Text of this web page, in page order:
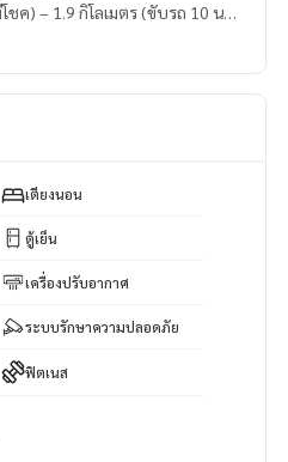
ค) – 1.9 กิโลเมตร (ขับรถ 10 นา
เตียงนอน
ตู้เย็น
เครื่องปรับอากาศ
ระบบรักษาความปลอดภัย
ฟิตเนส